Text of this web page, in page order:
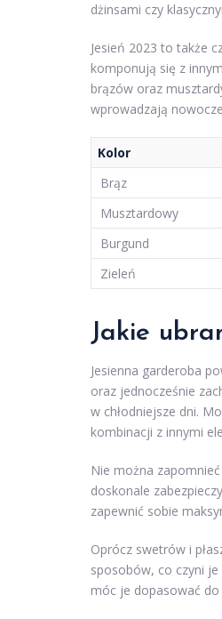
dżinsami czy
Jesień 2023 to także
komponują się z
brązów oraz
wprowadzają
Kolor
Brąz
Musztardowy
Burgund
Zieleń
Jakie
Jesienna garderoba
oraz jednocześnie
w chłodniejsze dni.
kombinacji z innymi
Nie można
doskonale
zapewnić sobie
Oprócz swetrów i
sposobów, co czyni
móc je dopasować